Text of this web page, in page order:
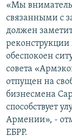
«Мы
связанными с
должен
обеспокоен
совета
отпущен на
бизнесмена
способствует
Армении», -
ЕБРР.